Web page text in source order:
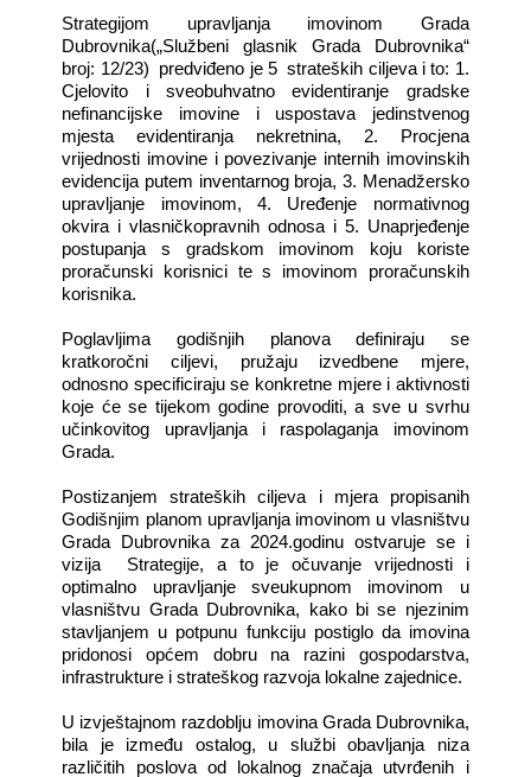
Strategijom upravljanja imovinom Grada
Dubrovnika(„Službeni glasnik Grada Dubrovnika“
broj: 12/23)
predviđeno je 5 strateških ciljeva i to: 1.
Cjelovito i sveobuhvatno evidentiranje gradske
nefinancijske imovine i uspostava jedinstvenog
mjesta evidentiranja nekretnina, 2. Procjena
vrijednosti imovine i povezivanje internih imovinskih
evidencija putem inventarnog broja, 3. Menadžersko
upravljanje imovinom, 4. Uređenje normativnog
okvira i vlasničkopravnih odnosa i 5. Unaprjeđenje
postupanja s gradskom imovinom koju koriste
proračunski korisnici te s imovinom proračunskih
korisnika.
Poglavljima godišnjih planova definiraju se
kratkoročni ciljevi, pružaju izvedbene mjere,
odnosno specificiraju se konkretne mjere i aktivnosti
koje će se tijekom godine provoditi, a sve u svrhu
učinkovitog upravljanja i raspolaganja imovinom
Grada.
Postizanjem strateških ciljeva i mjera propisanih
Godišnjim planom upravljanja imovinom u vlasništvu
Grada Dubrovnika za 2024.godinu ostvaruje se i
vizija
Strategije, a to je očuvanje vrijednosti i
optimalno upravljanje sveukupnom imovinom u
vlasništvu Grada Dubrovnika, kako bi se njezinim
stavljanjem u potpunu funkciju postiglo da imovina
pridonosi općem dobru na razini gospodarstva,
infrastrukture i strateškog razvoja lokalne zajednice.
U izvještajnom razdoblju imovina Grada Dubrovnika,
bila je između ostalog, u službi obavljanja niza
različitih poslova od lokalnog značaja utvrđenih i